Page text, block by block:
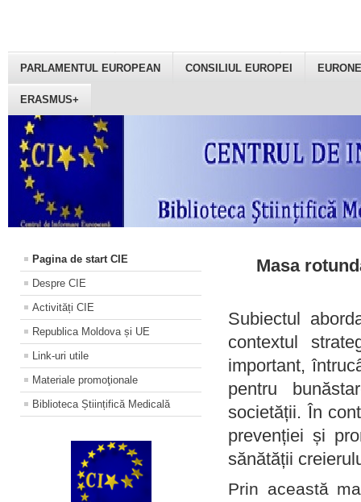
PARLAMENTUL EUROPEAN CONSILIUL EUROPEI
ERASMUS+
Pagina de start CIE
Despre CIE
Activități CIE
Republica Moldova și UE
Link-uri utile
Materiale promoţionale
Biblioteca Științifică Medicală
Masa
Subiectul
contextul
important,
pentru
societății. În
prevenției și
sănătății
Prin această